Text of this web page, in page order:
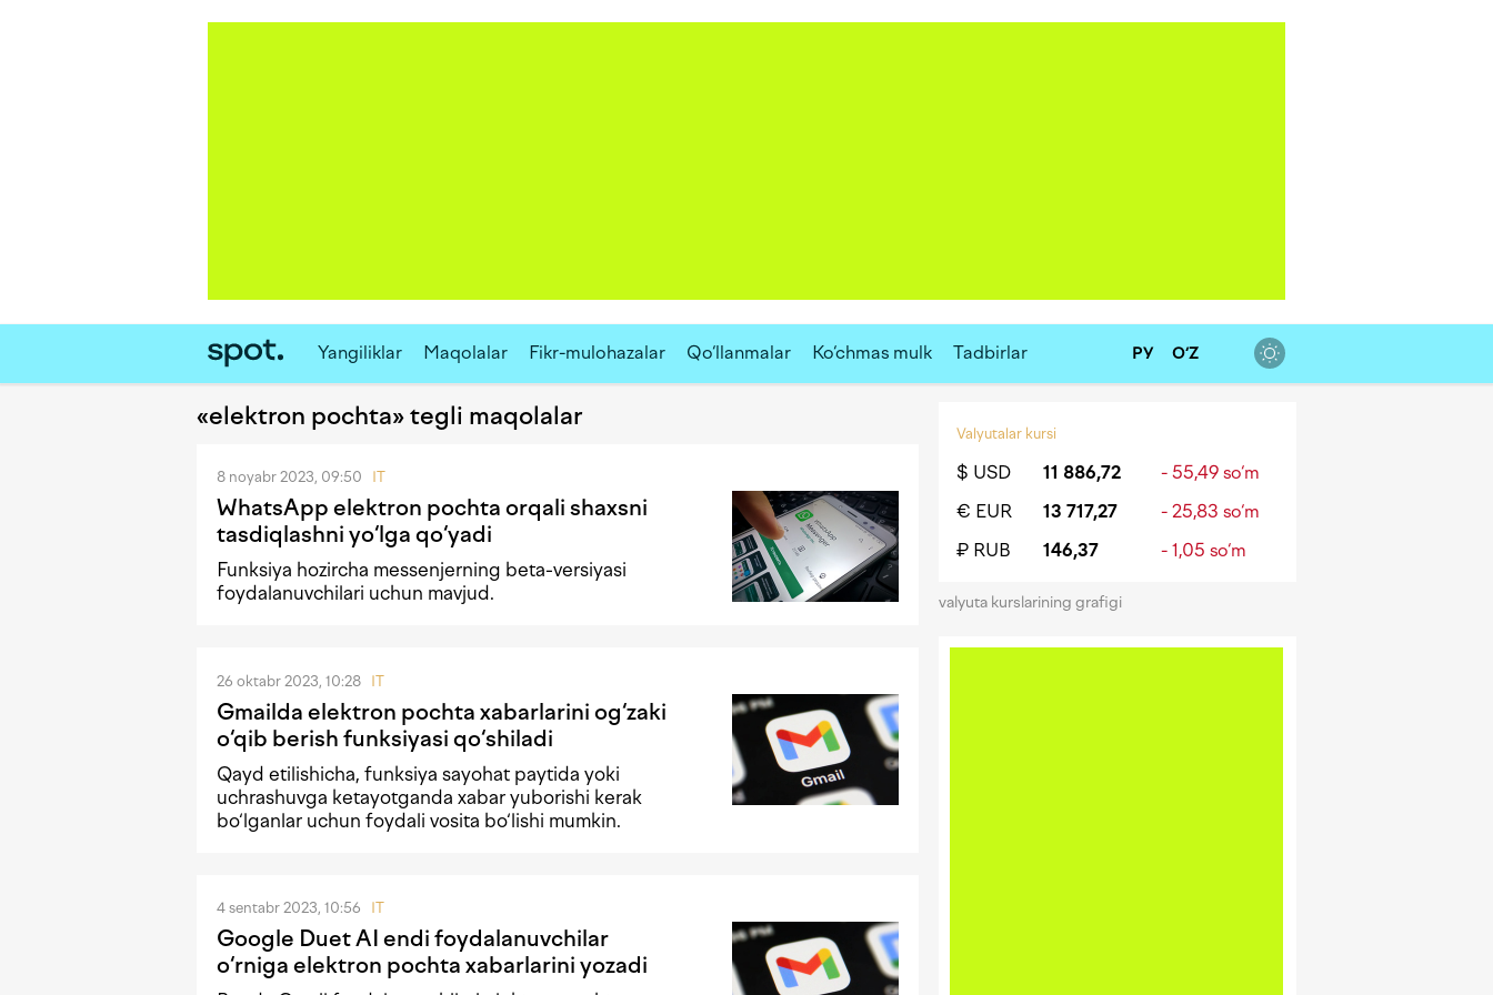
Yangiliklar Maqolalar Fikr-mulohazalar Qo‘llanmalar Ko‘chmas mulk Tadbirlar РУ O‘Z
«elektron pochta» tegli maqolalar
8 noyabr 2023, 09:50 IT
WhatsApp elektron pochta orqali shaxsni
tasdiqlashni yo‘lga qo‘yadi
Funksiya hozircha messenjerning beta-versiyasi
foydalanuvchilari uchun mavjud.
26 oktabr 2023, 10:28 IT
Gmailda elektron pochta xabarlarini og‘zaki
o‘qib berish funksiyasi qo‘shiladi
Qayd etilishicha, funksiya sayohat paytida yoki
uchrashuvga ketayotganda xabar yuborishi kerak
bo‘lganlar uchun foydali vosita bo‘lishi mumkin.
4 sentabr 2023, 10:56 IT
Google Duet AI endi foydalanuvchilar
o‘rniga elektron pochta xabarlarini yozadi
Valyutalar kursi
$ USD 11 886,72
- 55,49 so‘m
€ EUR
13 717,27
- 25,83 so‘m
₽ RUB
146,37 - 1,05 so‘m
valyuta kurslarining grafigi